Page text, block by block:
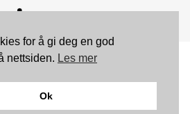
System
for å gi deg en god
nettsiden. Les mer
Ok